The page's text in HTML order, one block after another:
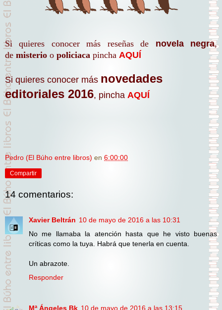
Si quieres conocer más reseñas de novela negra,
de misterio o policiaca pincha AQUÍ
Si quieres conocer más novedades
editoriales 2016, pincha AQUÍ
Pedro (El Búho entre libros) en 6:00:00
Compartir
14 comentarios:
Xavier Beltrán 10 de mayo de 2016 a las 10:31
No me llamaba la atención hasta que he visto buenas
críticas como la tuya. Habrá que tenerla en cuenta.
Un abrazote.
Responder
Mª Ángeles Bk 10 de mayo de 2016 a las 13:15